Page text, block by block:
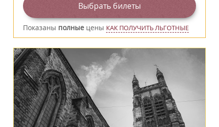
Выбрать билеты
Показаны полные цены КАК ПОЛУЧИТЬ ЛЬГОТНЫЕ